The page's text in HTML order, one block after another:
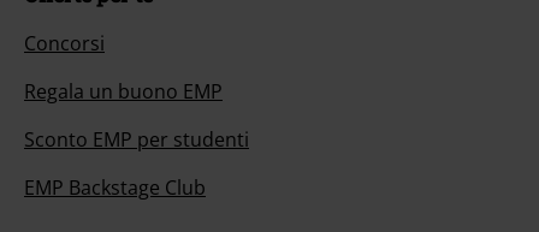
Concorsi
Regala un buono EMP
Sconto EMP per studenti
EMP Backstage Club